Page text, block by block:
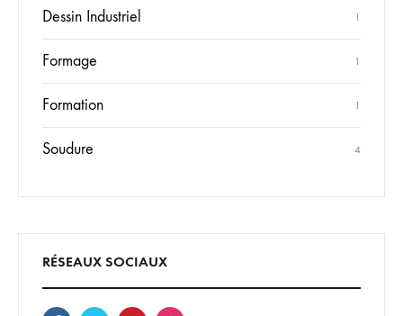
Dessin Industriel 1
Formage 1
Formation 1
Soudure 4
RÉSEAUX SOCIAUX